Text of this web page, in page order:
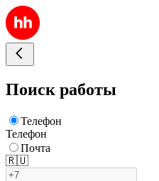
Поиск работы
Телефон
Телефон
Почта
🇷🇺